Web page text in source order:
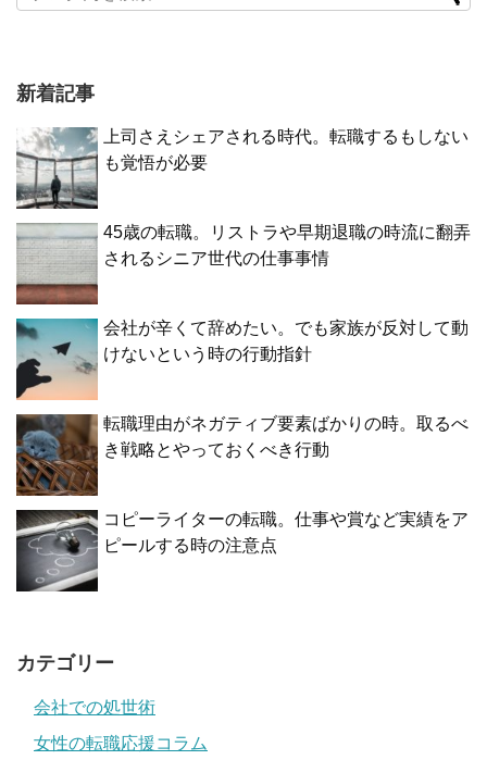
新着記事
上司さえシェアされる時代。転職するもしない
も覚悟が必要
45歳の転職。リストラや早期退職の時流に翻弄
されるシニア世代の仕事事情
会社が辛くて辞めたい。でも家族が反対して動
けないという時の行動指針
転職理由がネガティブ要素ばかりの時。取るべ
き戦略とやっておくべき行動
コピーライターの転職。仕事や賞など実績をア
ピールする時の注意点
カテゴリー
会社での処世術
女性の転職応援コラム